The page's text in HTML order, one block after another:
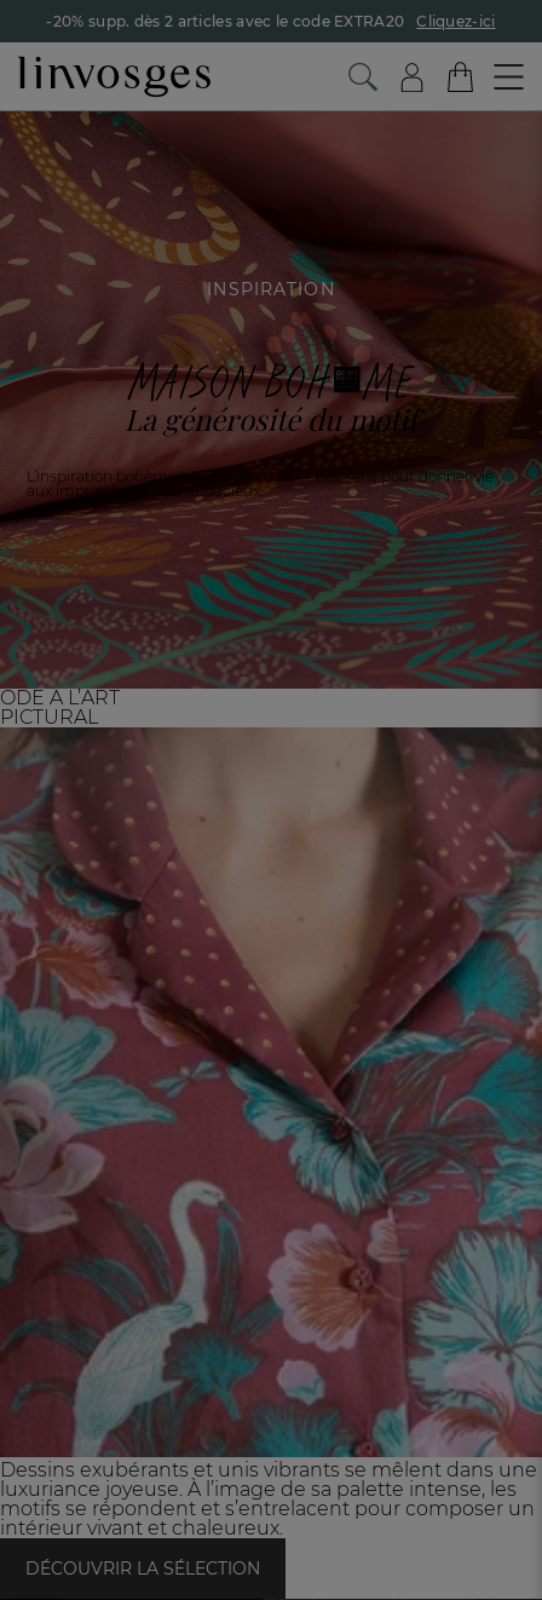
-20% supp. dès 2 articles avec le code EXTRA20 Cliquez-ici
FR
AT
CH
INSPIRATION
MAISON BOHÈME
La générosité du motif
L’inspiration bohème aiguise son trait et nos sens pour donner vie
aux imprimés les plus audacieux.
ODE À L’ART
PICTURAL
Dessins exubérants et unis vibrants se mêlent dans une
luxuriance joyeuse. À l’image de sa palette intense, les
motifs se répondent et s’entrelacent pour composer un
intérieur vivant et chaleureux.
DÉCOUVRIR LA SÉLECTION